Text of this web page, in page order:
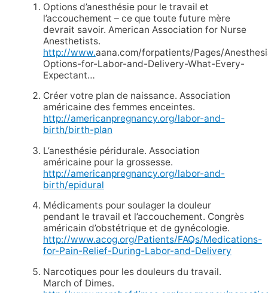
Options d’anesthésie pour le travail et
l’accouchement – ce que toute future mère
devrait savoir. American Association for Nurse
Anesthetists.
http://www.aana.com/forpatients/Pages/
Options-for-Labor-and-Delivery-What-Every-
Expectant…
Créer votre plan de naissance. Association
américaine des femmes enceintes.
http://americanpregnancy.org/labor-and-
birth/birth-plan
L’anesthésie péridurale. Association
américaine pour la grossesse.
http://americanpregnancy.org/labor-and-
birth/epidural
Médicaments pour soulager la douleur
pendant le travail et l’accouchement. Congrès
américain d’obstétrique et de gynécologie.
http://www.acog.org/Patients/FAQs/Medications-
for-Pain-Relief-During-Labor-and-Delivery
Narcotiques pour les douleurs du travail.
March of Dimes.